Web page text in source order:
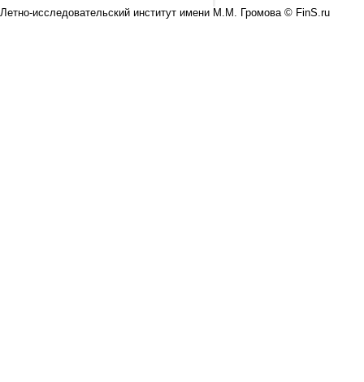
Летно-исследовательский институт имени М.М. Громова © FinS.ru